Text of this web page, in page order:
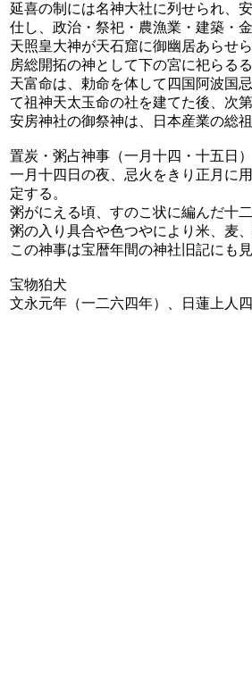
延喜の制には名神大社に列せられ、
仕し、政治・祭祀・農漁業・建築・
天照皇大神が天石窟に御幽居あらせ
房総開拓の神として下の宮に祀らる
天富命は、勅命を体して四国阿波国
て祖神天太玉命の社を建てた後、次
安房神社の御祭神は、日本産業の総
置炭・粥占神事（一月十四・十五日）
一月十四日の夜、忌火をきり正月に
定する。
粥がにえる頃、すのこ状に編んだ十
粥の入り具合や色つやにより米、麦
この神事は宝暦年間の神社旧記にも
宝物狛犬
文永元年（一二六四年）、日蓮上人